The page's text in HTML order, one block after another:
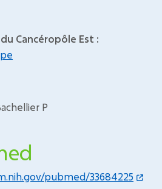
Cancéropôle Est :
P
pubmed/33684225